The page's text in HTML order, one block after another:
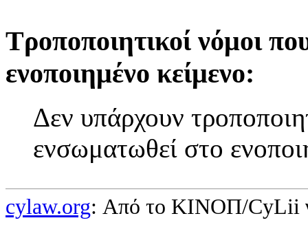
Τροποποιητικοί νόμοι
ενοποιημένο κείμενο:
Δεν υπάρχουν
ενσωματωθεί στο
cylaw.org: Από το ΚΙΝOΠ/CyLii